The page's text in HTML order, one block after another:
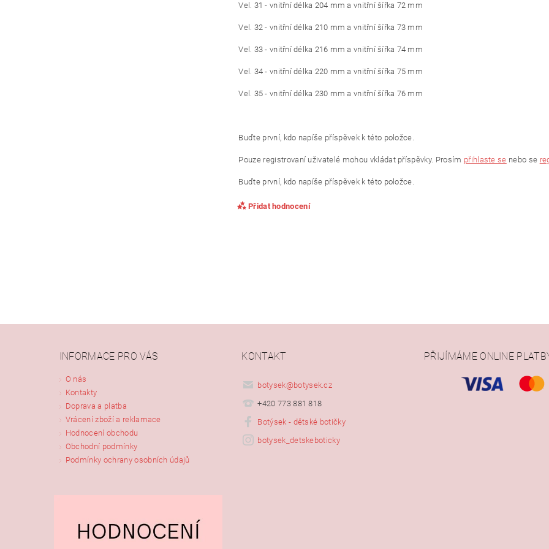
Vel. 31 - vnitřní délka 204 mm a vnitřní šířka 72 mm
Vel. 32 - vnitřní délka 210 mm a vnitřní šířka 73 mm
Vel. 33 - vnitřní délka 216 mm a vnitřní šířka 74 mm
Vel. 34 - vnitřní délka 220 mm a vnitřní šířka 75 mm
Vel. 35 - vnitřní délka 230 mm a vnitřní šířka 76 mm
Buďte první, kdo napíše příspěvek k této položce.
Pouze registrovaní uživatelé mohou vkládat příspěvky. Prosím přihlaste se nebo se
Buďte první, kdo napíše příspěvek k této položce.
Přidat hodnocení
INFORMACE PRO VÁS
O nás
Kontakty
Doprava a platba
Vrácení zboží a reklamace
Hodnocení obchodu
Obchodní podmínky
Podmínky ochrany osobních údajů
KONTAKT
botysek@botysek.cz
+420 773 881 818
Botýsek - dětské botičky
botysek_detskeboticky
PŘIJÍMÁME ONLINE